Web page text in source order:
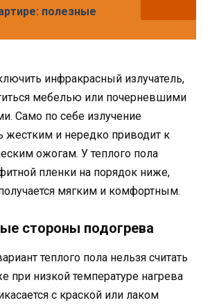
полезные
инфракрасный излучатель,
мебелью или почерневшими
Само по себе излучение
жестким и нередко приводит к
ожогам. У теплого пола
пленки на порядок ниже,
мягким и комфортным.
стороны подогрева
теплого пола нельзя считать
при низкой температуре нагрева
с краской или лаком